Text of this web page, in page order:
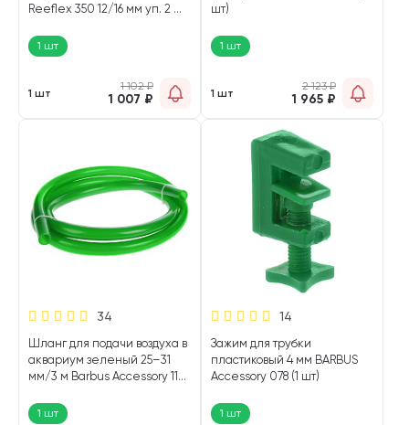
Reeflex 350 12/16 мм уп. 2 шт
1 шт
1 шт
1 102₽
1 007 ₽
шт)
1 шт
1 шт
2 123₽
1 965 ₽
34
Шланг для подачи воздуха в
аквариум зеленый 25–31
мм/3 м Barbus Accessory 112
1 шт
14
Зажим для трубки
пластиковый 4 мм BARBUS
Accessory 078 (1 шт)
1 шт